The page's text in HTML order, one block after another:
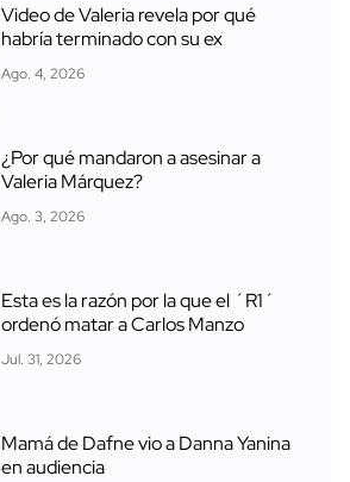
Video de Valeria revela por qué
habría terminado con su ex
Ago. 4, 2026
¿Por qué mandaron a asesinar a
Valeria Márquez?
Ago. 3, 2026
Esta es la razón por la que el ´R1´
ordenó matar a Carlos Manzo
Jul. 31, 2026
Mamá de Dafne vio a Danna Yanina
en audiencia